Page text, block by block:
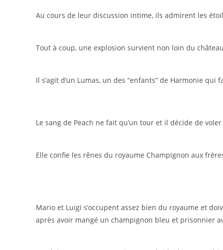
Au cours de leur discussion intime, ils admirent les
Tout à coup, une explosion survient non loin du
Il s’agit d’un Lumas, un des “enfants” de Harmonie
Le sang de Peach ne fait qu’un tour et il décide de
Elle confie les rênes du royaume Champignon aux
Mario et Luigi s’occupent assez bien du royaume et
après avoir mangé un champignon bleu et prisonnier